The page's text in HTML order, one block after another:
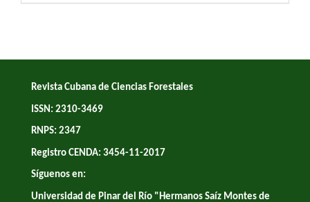
Revista Cubana de Ciencias Forestales
ISSN: 2310-3469
RNPS: 2347
Registro CENDA: 3454-11-2017
Síguenos en:
Universidad de Pinar del Río "Hermanos Saíz Montes de